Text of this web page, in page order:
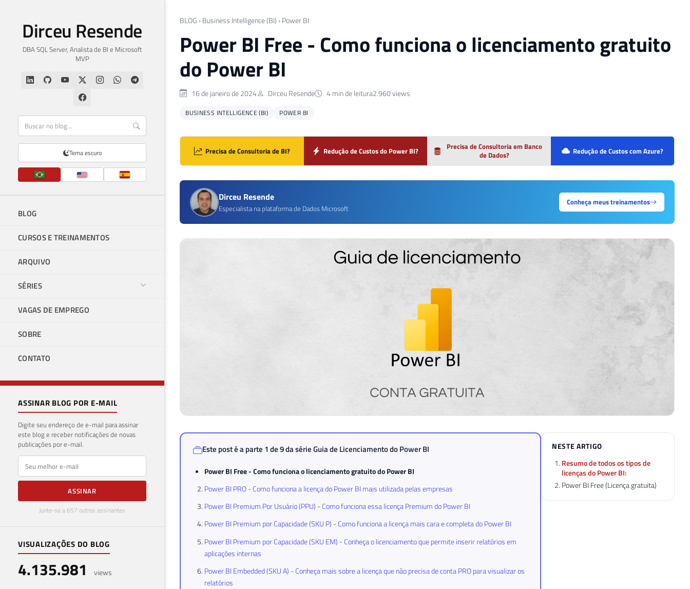
Dirceu Resende
DBA SQL Server, Analista de BI e Microsoft
MVP
Tema escuro
BLOG
CURSOS E TREINAMENTOS
ARQUIVO
SÉRIES
VAGAS DE EMPREGO
SOBRE
CONTATO
ASSINAR BLOG POR E-MAIL
Digite seu endereço de e-mail para assinar
este blog e receber notificações de novas
publicações por e-mail.
E-mail
ASSINAR
Junte-se a 657 outros assinantes
VISUALIZAÇÕES DO BLOG
4.135.981 views
BLOG › Business Intelligence (BI) › Power BI
Power BI Free - Como funciona o licenciamento gratuito
do Power BI
16 de janeiro de 2024 Dirceu Resende 4 min de leitura2.960 views
BUSINESS INTELLIGENCE (BI) POWER BI
Precisa de Consultoria de BI? Redução de Custos do Power BI?
Precisa de Consultoria em Banco
de Dados?
Redução de Custos com Azure?
Dirceu Resende
Especialista na plataforma de Dados Microsoft
Conheça meus treinamentos
Este post é a parte 1 de 9 da sérieGuia de Licenciamento do Power BI
Power BI Free - Como funciona o licenciamento gratuito do Power BI
Power BI PRO - Como funciona a licença do Power BI mais utilizada pelas empresas
Power BI Premium Por Usuário (PPU) - Como funciona essa licença Premium do Power BI
Power BI Premium por Capacidade (SKU P) - Como funciona a licença mais cara e completa do Power BI
Power BI Premium por Capacidade (SKU EM) - Conheça o licenciamento que permite inserir relatórios em
aplicações internas
Power BI Embedded (SKU A) - Conheça mais sobre a licença que não precisa de conta PRO para visualizar os
relatórios
NESTE ARTIGO
Resumo de todos os tipos de
licenças do Power BI:
Power BI Free (Licença gratuita)